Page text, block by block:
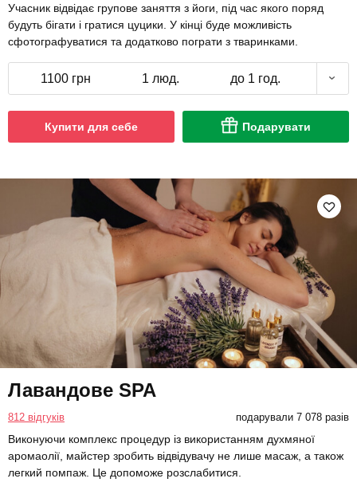
Учасник відвідає групове заняття з йоги, під час якого поряд
будуть бігати і гратися цуцики. У кінці буде можливість
сфотографуватися та додатково пограти з тваринками.
1100 грн 1 люд. до 1 год.
Купити для себе Подарувати
Лавандове SPA
812 відгуків подарували 7 078 разів
Виконуючи комплекс процедур із використанням духмяної
аромаолії, майстер зробить відвідувачу не лише масаж, а також
легкий помпаж. Це допоможе розслабитися.